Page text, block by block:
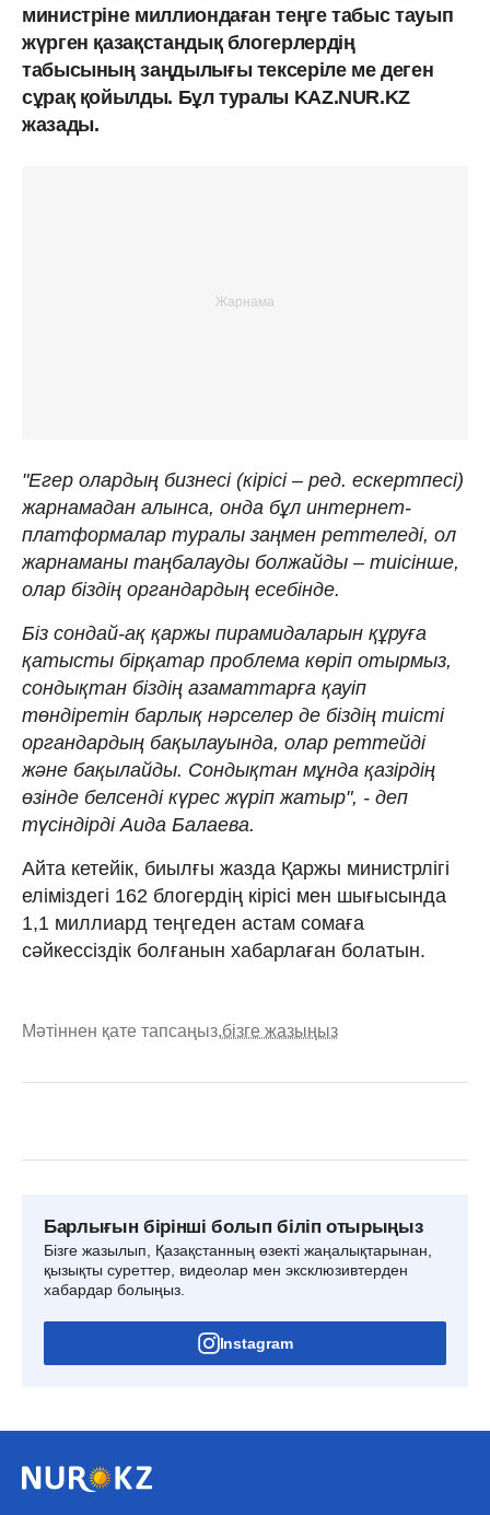
министріне миллиондаған теңге табыс тауып
жүрген қазақстандық блогерлердің
табысының заңдылығы тексеріле ме деген
сұрақ қойылды. Бұл туралы KAZ.NUR.KZ
жазады.
"Егер олардың бизнесі (кірісі – ред. ескертпесі)
жарнамадан алынса, онда бұл интернет-
платформалар туралы заңмен реттеледі, ол
жарнаманы таңбалауды болжайды – тиісінше,
олар біздің органдардың есебінде.
Біз сондай-ақ қаржы пирамидаларын құруға
қатысты бірқатар проблема көріп отырмыз,
сондықтан біздің азаматтарға қауіп
төндіретін барлық нәрселер де біздің тиісті
органдардың бақылауында, олар реттейді
және бақылайды. Сондықтан мұнда қазірдің
өзінде белсенді күрес жүріп жатыр", - деп
түсіндірді Аида Балаева.
Айта кетейік, биылғы жазда Қаржы министрлігі
еліміздегі 162 блогердің кірісі мен шығысында
1,1 миллиард теңгеден астам сомаға
сәйкессіздік болғанын хабарлаған болатын.
Мәтіннен қате тапсаңыз,бізге жазыңыз
Барлығын бірінші болып біліп отырыңыз
Бізге жазылып, Қазақстанның өзекті жаңалықтарынан,
қызықты суреттер, видеолар мен эксклюзивтерден
хабардар болыңыз.
Instagram